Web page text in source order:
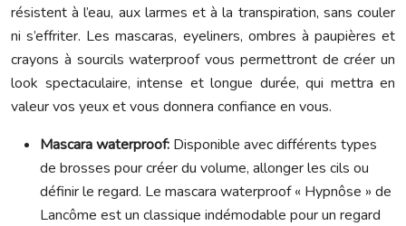
résistent à l’eau, aux larmes et à la transpiration, sans couler
ni s’effriter. Les mascaras, eyeliners, ombres à paupières et
crayons à sourcils waterproof vous permettront de créer un
look spectaculaire, intense et longue durée, qui mettra en
valeur vos yeux et vous donnera confiance en vous.
Mascara waterproof: Disponible avec différents types
de brosses pour créer du volume, allonger les cils ou
définir le regard. Le mascara waterproof « Hypnôse » de
Lancôme est un classique indémodable pour un regard